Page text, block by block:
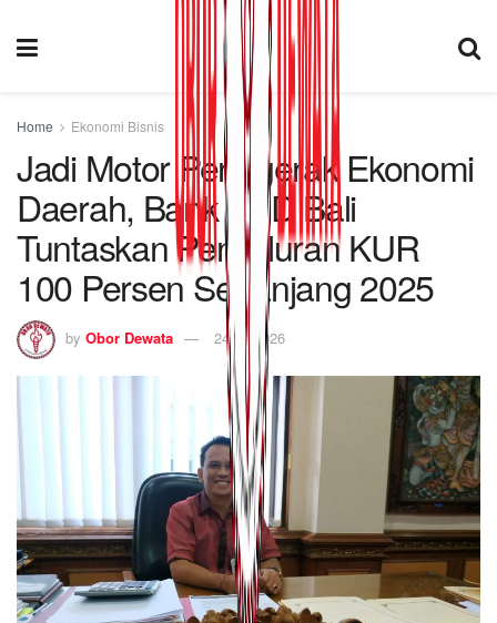
Home Ekonomi Bisnis
Jadi Motor Penggerak Ekonomi
Daerah, Bank BPD Bali
Tuntaskan Penyaluran KUR
100 Persen Sepanjang 2025
by Obor Dewata 24/01/2026